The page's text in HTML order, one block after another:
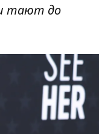
тают до